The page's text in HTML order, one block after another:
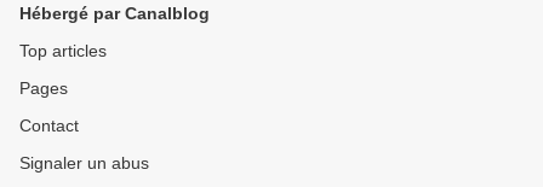
Hébergé par Canalblog
Top articles
Pages
Contact
Signaler un abus